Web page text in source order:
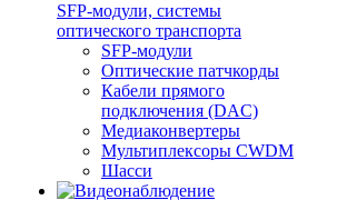
SFP-модули, системы
оптического транспорта
SFP-модули
Оптические патчкорды
Кабели прямого
подключения (DAC)
Медиаконвертеры
Мультиплексоры CWDM
Шасси